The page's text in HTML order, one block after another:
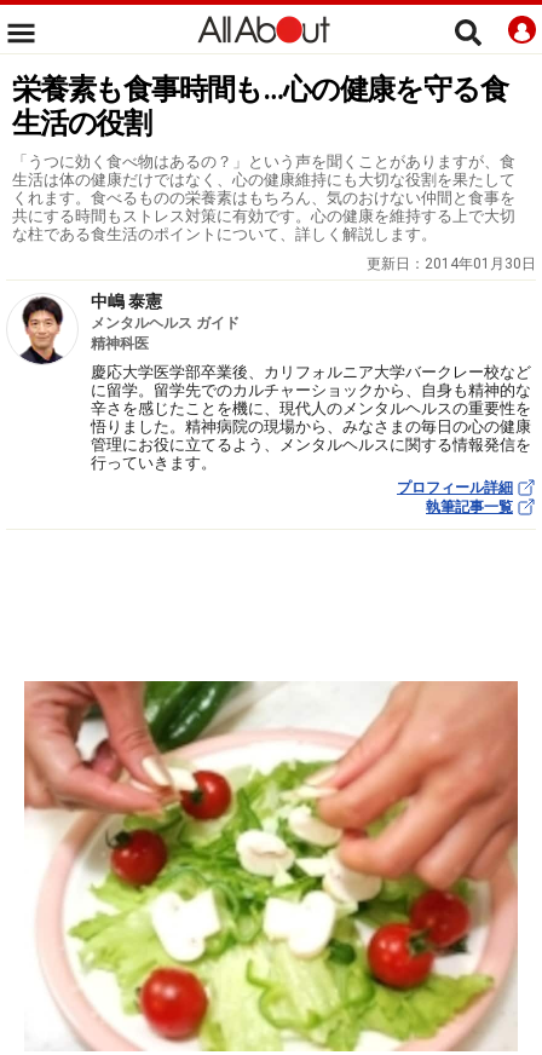
栄養素も食事時間も…心の健康を守る食
生活の役割
「うつに効く食べ物はあるの？」という声を聞くことがありますが、食
生活は体の健康だけではなく、心の健康維持にも大切な役割を果たして
くれます。食べるものの栄養素はもちろん、気のおけない仲間と食事を
共にする時間もストレス対策に有効です。心の健康を維持する上で大切
な柱である食生活のポイントについて、詳しく解説します。
更新日： 2014年01月30日
中嶋 泰憲
メンタルヘルス ガイド
精神科医
慶応大学医学部卒業後、カリフォルニア大学バークレー校など
に留学。留学先でのカルチャーショックから、自身も精神的な
辛さを感じたことを機に、現代人のメンタルヘルスの重要性を
悟りました。精神病院の現場から、みなさまの毎日の心の健康
管理にお役に立てるよう、メンタルヘルスに関する情報発信を
行っていきます。
プロフィール詳細
執筆記事一覧